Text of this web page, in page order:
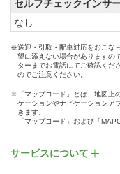
セルフチェックインサ
なし
※送迎・引取・配車対応をおこな
望に添えない場合がありますの
ターまでお電話にてご確認くだ
のでご注意ください。
※「マップコード」とは、地図上
ゲーションやナビゲーションア
きます。
「マップコード」および「
サービスについて